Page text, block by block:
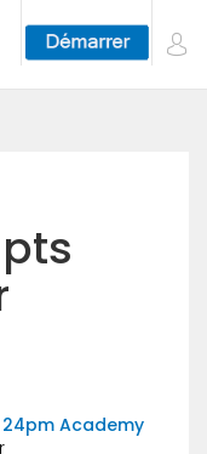
Academy